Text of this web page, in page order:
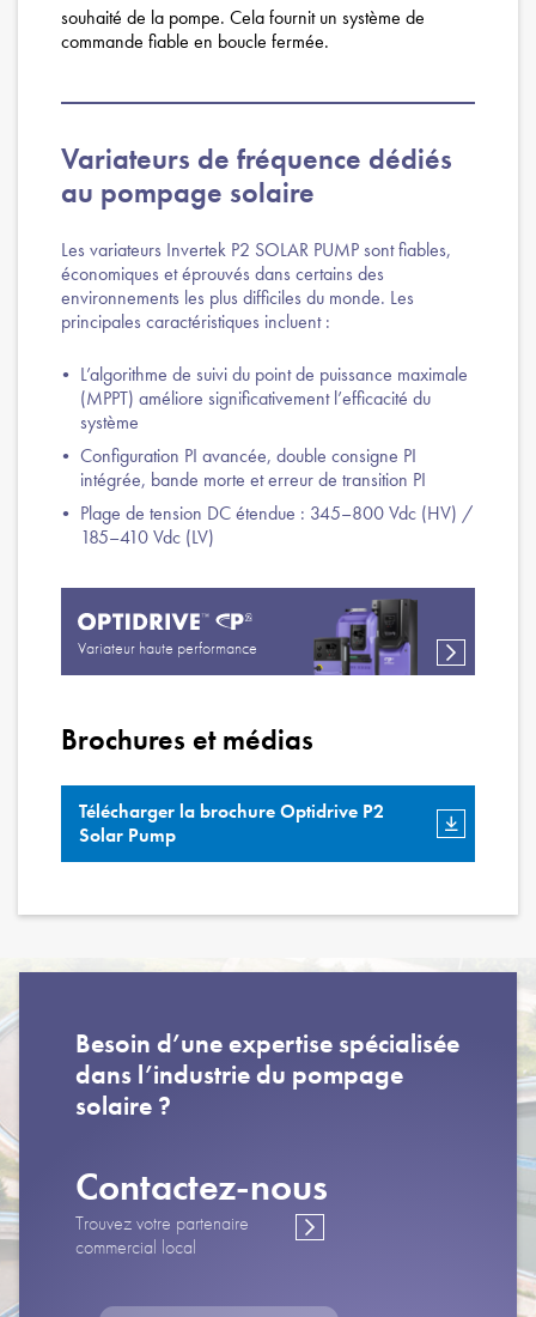
souhaité de la pompe. Cela fournit un système de
commande fiable en boucle fermée.
Variateurs de fréquence dédiés
au pompage solaire
Les variateurs Invertek P2 SOLAR PUMP sont fiables,
économiques et éprouvés dans certains des
environnements les plus difficiles du monde. Les
principales caractéristiques incluent :
L’algorithme de suivi du point de puissance maximale
(MPPT) améliore significativement l’efficacité du
système
Configuration PI avancée, double consigne PI
intégrée, bande morte et erreur de transition PI
Plage de tension DC étendue : 345–800 Vdc (HV) /
185–410 Vdc (LV)
Variateur haute performance
Brochures et médias
Télécharger la brochure Optidrive P2
Solar Pump
Besoin d’une expertise spécialisée
dans l’industrie du pompage
solaire ?
Contactez-nous
Trouvez votre partenaire
commercial local